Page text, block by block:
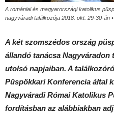
A romániai és magyarországi katolikus
nagyváradi találkozója 2018. okt. 29-30-án
A két szomszédos ország
állandó tanácsa
utolsó napjaiban. A
Püspökkari Konferencia által
Nagyváradi Római Katolikus
fordításban az alábbiakban